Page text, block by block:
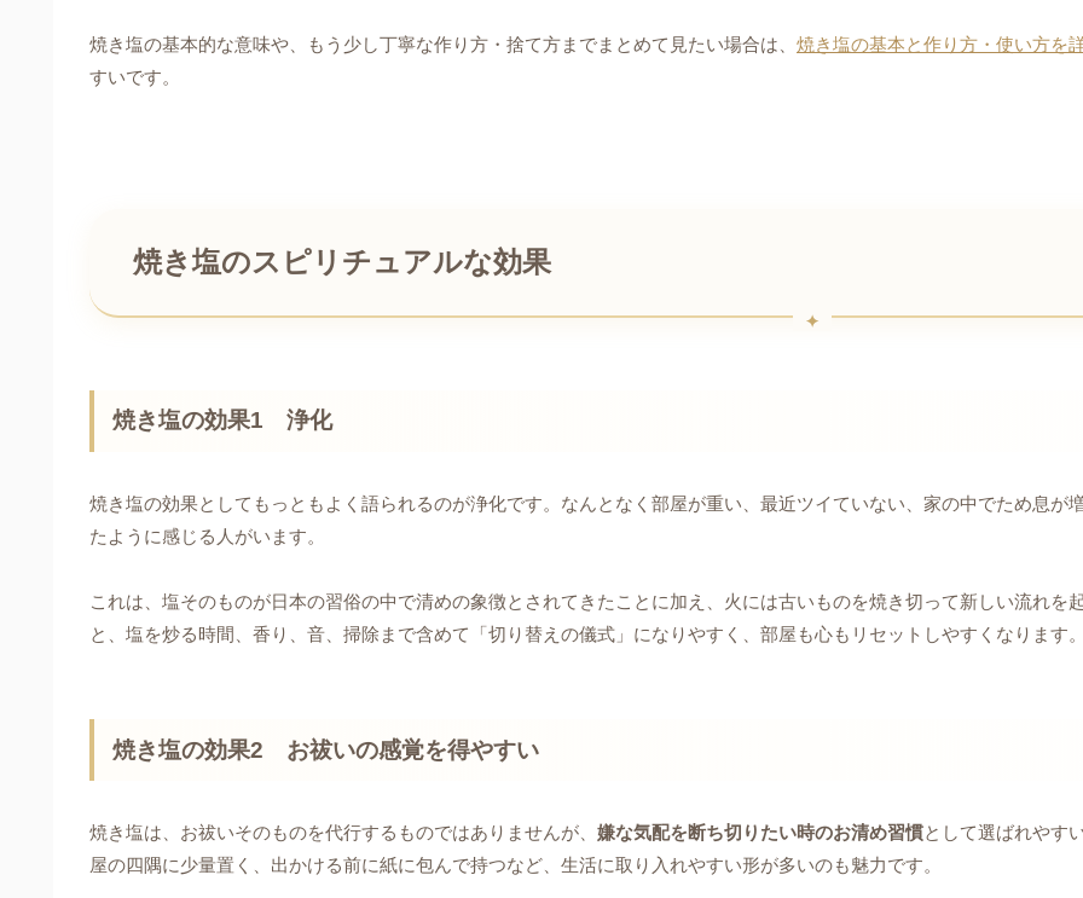
焼き塩の基本的な意味や、もう少し丁寧な作り方・捨て方までまとめて見たい場合は、 焼き塩の基本と作り方・使い方を
すいです。
焼き塩のスピリチュアルな効果
焼き塩の効果1 浄化
焼き塩の効果としてもっともよく語られるのが浄化です。なんとなく部屋が重い、最近ツイていない、家の中でため息が
たように感じる人がいます。
これは、塩そのものが日本の習俗の中で清めの象徴とされてきたことに加え、火には古いものを焼き切って新しい流れを
と、塩を炒る時間、香り、音、掃除まで含めて「切り替えの儀式」になりやすく、部屋も心もリセットしやすくなります
焼き塩の効果2 お祓いの感覚を得やすい
焼き塩は、お祓いそのものを代行するものではありませんが、 嫌な気配を断ち切りたい時のお清め習慣として選ばれやす
屋の四隅に少量置く、出かける前に紙に包んで持つなど、生活に取り入れやすい形が多いのも魅力です。